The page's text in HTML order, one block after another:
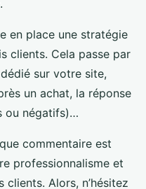
en place une stratégie
clients. Cela passe par
sur votre site,
un achat, la réponse
ou négatifs)…
commentaire est
professionnalisme et
Alors, n’hésitez